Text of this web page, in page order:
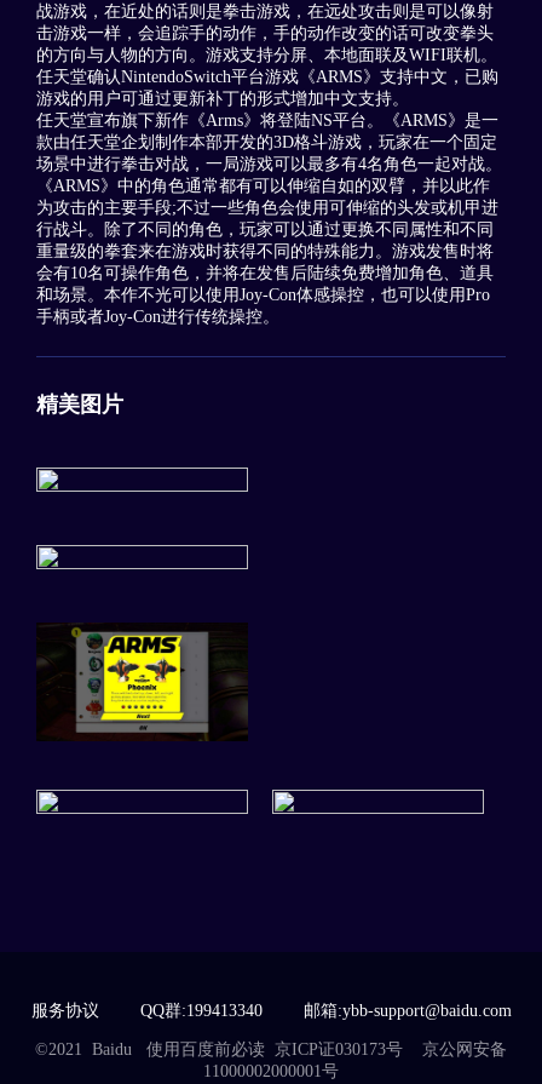
战游戏，在近处的话则是拳击游戏，在远处攻击则是可以像射
击游戏一样，会追踪手的动作，手的动作改变的话可改变拳头
的方向与人物的方向。游戏支持分屏、本地面联及WIFI联机。
任天堂确认NintendoSwitch平台游戏《ARMS》支持中文，已购
游戏的用户可通过更新补丁的形式增加中文支持。
任天堂宣布旗下新作《Arms》将登陆NS平台。《ARMS》是一
款由任天堂企划制作本部开发的3D格斗游戏，玩家在一个固定
场景中进行拳击对战，一局游戏可以最多有4名角色一起对战。
《ARMS》中的角色通常都有可以伸缩自如的双臂，并以此作
为攻击的主要手段;不过一些角色会使用可伸缩的头发或机甲进
行战斗。除了不同的角色，玩家可以通过更换不同属性和不同
重量级的拳套来在游戏时获得不同的特殊能力。游戏发售时将
会有10名可操作角色，并将在发售后陆续免费增加角色、道具
和场景。本作不光可以使用Joy-Con体感操控，也可以使用Pro
手柄或者Joy-Con进行传统操控。
精美图片
服务协议 QQ群:199413340 邮箱:ybb-support@baidu.com
©2021 Baidu 使用百度前必读 京ICP证030173号 京公网安备
11000002000001号